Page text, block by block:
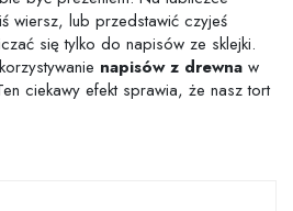
wiersz, lub przedstawić czyjeś
się tylko do napisów ze sklejki.
napisów z drewna w
ciekawy efekt sprawia, że nasz tort